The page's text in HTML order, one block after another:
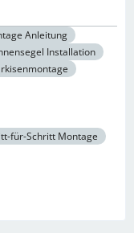
Anleitung
Installation
für-Schritt Montage